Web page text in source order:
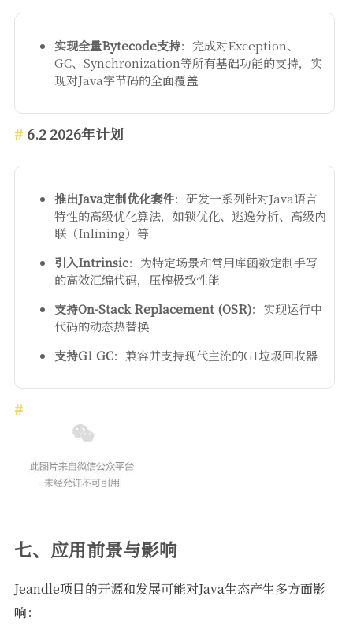
实现全量Bytecode支持：完成对Exception、
GC、Synchronization等所有基础功能的支持，实
现对Java字节码的全面覆盖
6.2 2026年计划
推出Java定制优化套件：研发一系列针对Java语言
特性的高级优化算法，如锁优化、逃逸分析、高级内
联（Inlining）等
引入Intrinsic：为特定场景和常用库函数定制手写
的高效汇编代码，压榨极致性能
支持On-Stack Replacement (OSR)：实现运行中
代码的动态热替换
支持G1 GC：兼容并支持现代主流的G1垃圾回收器
七、应用前景与影响
Jeandle项目的开源和发展可能对Java生态产生多方面影
响：